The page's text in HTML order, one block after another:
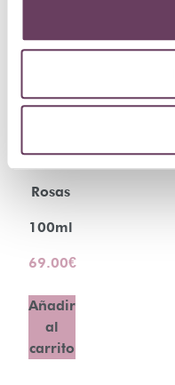
de
de
Rosas
100ml
69.00€
Añadir
al
carrito